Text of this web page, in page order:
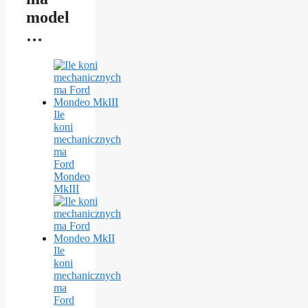
model
…
Ile
koni
mechanicznych
ma
Ford
Mondeo
MkIII
Ile
koni
mechanicznych
ma
Ford